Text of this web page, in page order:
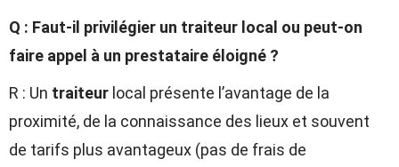
Q : Faut-il privilégier un traiteur local ou peut-on
faire appel à un prestataire éloigné ?
R : Un traiteur local présente l’avantage de la
proximité, de la connaissance des lieux et souvent
de tarifs plus avantageux (pas de frais de